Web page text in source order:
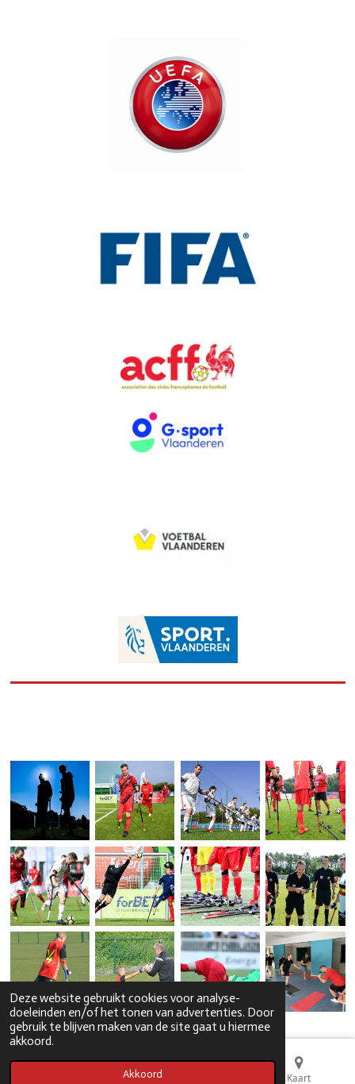
Deze website gebruikt cookies voor analyse-
doeleinden en/of het tonen van advertenties. Door
gebruik te blijven maken van de site gaat u hiermee
akkoord.
AkkoordTelefoonnummer Kaart